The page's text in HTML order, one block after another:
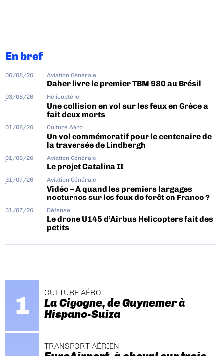
En bref
06/08/26 Aviation Générale
Daher livre le premier TBM 980 au Brésil
03/08/26 Hélicoptère
Une collision en vol sur les feux en Grèce a
fait deux morts
01/08/26 Culture Aéro
Un vol commémoratif pour le centenaire de
la traversée de Lindbergh
01/08/26 Aviation Générale
Le projet Catalina II
31/07/26 Aviation Générale
Vidéo – A quand les premiers largages
nocturnes sur les feux de forêt en France ?
31/07/26 Défense
Le drone U145 d’Airbus Helicopters fait des
petits
CULTURE AÉRO
La Cigogne, de Guynemer à
Hispano-Suiza
TRANSPORT AÉRIEN